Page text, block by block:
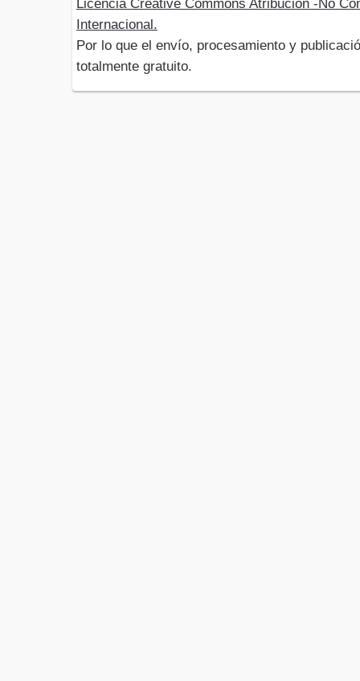
Licencia Creative Commons Atribución -No
Internacional.
Por lo que el envío, procesamiento y
totalmente gratuito.